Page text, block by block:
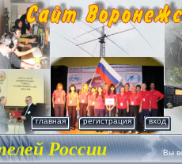
главная регистрация вход
России Вы